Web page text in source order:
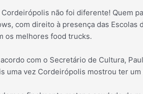
Cordeirópolis não foi diferente! Quem
com direito à presença das
os melhores food trucks.
com o Secretário de Cultura,
uma vez Cordeirópolis mostrou ter